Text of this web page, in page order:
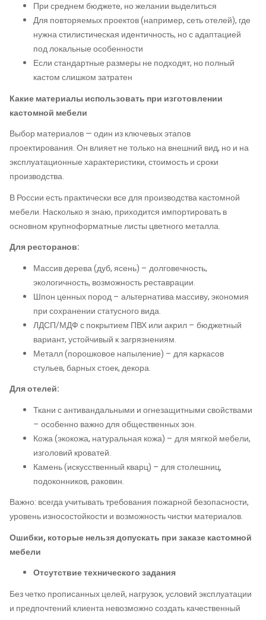
При среднем бюджете, но желании выделиться
Для повторяемых проектов (например, сеть отелей), где
нужна стилистическая идентичность, но с адаптацией
под локальные особенности
Если стандартные размеры не подходят, но полный
кастом слишком затратен
Какие материалы использовать при изготовлении
кастомной мебели
Выбор материалов — один из ключевых этапов
проектирования. Он влияет не только на внешний вид, но и на
эксплуатационные характеристики, стоимость и сроки
производства.
В России есть практически все для производства кастомной
мебели. Насколько я знаю, приходится импортировать в
основном крупноформатные листы цветного металла.
Для ресторанов:
Массив дерева (дуб, ясень) – долговечность,
экологичность, возможность реставрации.
Шпон ценных пород – альтернатива массиву, экономия
при сохранении статусного вида.
ЛДСП/МДФ с покрытием ПВХ или акрил – бюджетный
вариант, устойчивый к загрязнениям.
Металл (порошковое напыление) – для каркасов
стульев, барных стоек, декора.
Для отелей:
Ткани с антивандальными и огнезащитными свойствами
– особенно важно для общественных зон.
Кожа (экокожа, натуральная кожа) – для мягкой мебели,
изголовий кроватей.
Камень (искусственный кварц) – для столешниц,
подоконников, раковин.
Важно: всегда учитывать требования пожарной безопасности,
уровень износостойкости и возможность чистки материалов.
Ошибки, которые нельзя допускать при заказе кастомной
мебели
Отсутствие технического задания
Без четко прописанных целей, нагрузок, условий эксплуатации
и предпочтений клиента невозможно создать качественный